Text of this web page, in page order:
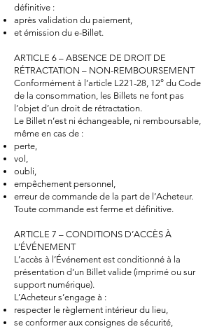
définitive :
après validation du paiement,
et émission du e-Billet.
ARTICLE 6 – ABSENCE DE DROIT DE
RÉTRACTATION – NON-REMBOURSEMENT
Conformément à l’article L221-28, 12° du Code
de la consommation, les Billets ne font pas
l’objet d’un droit de rétractation.
Le Billet n’est ni échangeable, ni remboursable,
même en cas de :
perte,
vol,
oubli,
empêchement personnel,
erreur de commande de la part de l’Acheteur.
Toute commande est ferme et définitive.
ARTICLE 7 – CONDITIONS D’ACCÈS À
L’ÉVÉNEMENT
L’accès à l’Événement est conditionné à la
présentation d’un Billet valide (imprimé ou sur
support numérique).
L’Acheteur s’engage à :
respecter le règlement intérieur du lieu,
se conformer aux consignes de sécurité,